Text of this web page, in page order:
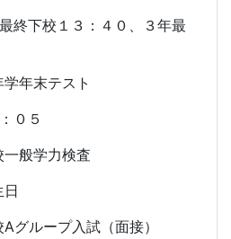
下校１３：４０、３年最
年末テスト
５
一般学力検査
日
Aグループ入試（面接）